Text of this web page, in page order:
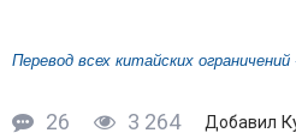
Перевод всех китайских
26 3 264 Добавил